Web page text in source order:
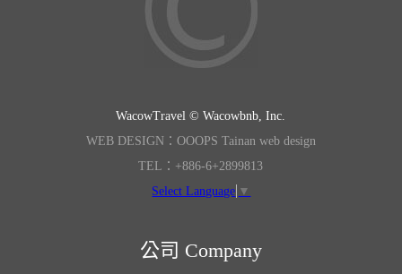
WacowTravel © Wacowbnb, Inc.
WEB DESIGN：OOOPS Tainan web design
TEL：+886-6+2899813
Select Language ▼
公司 Company